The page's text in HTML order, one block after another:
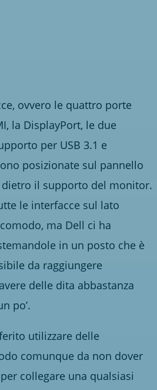
ovvero le quattro porte
la DisplayPort, le due
per USB 3.1 e
posizionate sul pannello
il supporto del monitor.
le interfacce sul lato
ma Dell ci ha
in un posto che è
da raggiungere
delle dita abbastanza
po’.
utilizzare delle
comunque da non dover
collegare una qualsiasi